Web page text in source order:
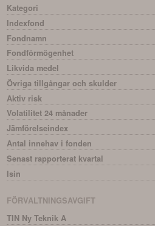
Kategori
Indexfond
Fondnamn
Fondförmögenhet
Likvida medel
Övriga tillgångar och skulder
Aktiv risk
Volatilitet 24 månader
Jämförelseindex
Antal innehav i fonden
Senast rapporterat kvartal
Isin
FÖRVALTNINGSAVGIFT
TIN Ny Teknik A